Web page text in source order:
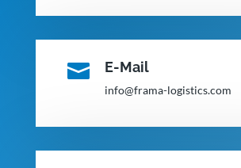
 E-Mail
info@frama-logistics.com